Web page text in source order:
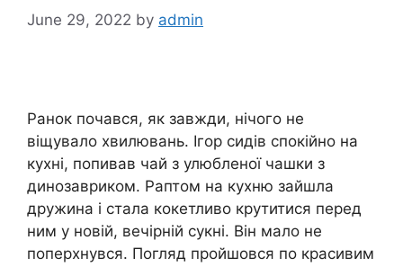
June 29, 2022 by admin
Ранок почався, як завжди, нічого не
віщувало хвилювань. Ігор сидів спокійно на
кухні, попивав чай з улюбленої чашки з
динозавриком. Раптом на кухню зайшла
дружина і стала кокетливо крутитися перед
ним у новій, вечірній сукні. Він мало не
поперхнувся. Погляд пройшовся по красивим